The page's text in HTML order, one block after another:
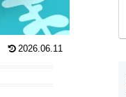
2026.06.11